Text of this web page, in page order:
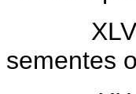
XLVI -
sementes